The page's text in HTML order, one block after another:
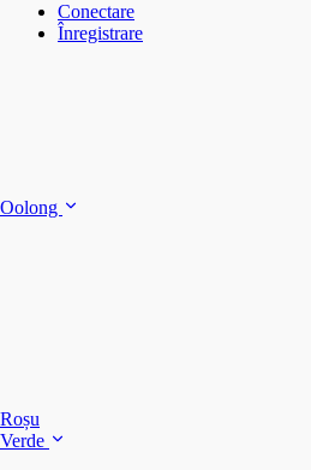
Conectare
Înregistrare
Oolong
Roșu
Verde